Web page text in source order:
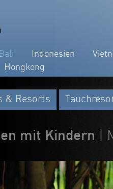
Bali Indonesien
Hongkong
& Resorts
mit Kindern |